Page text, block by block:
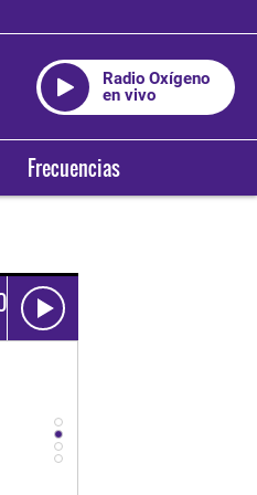
Radio Oxígeno
en vivo
Frecuencias
94.3